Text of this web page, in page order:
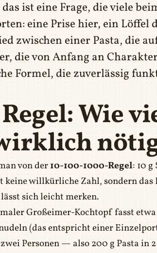
ist eine Frage, die viele
eine Prise hier, ein Löffel
zwischen einer Pasta, die
die von Anfang an
Formel, die zuverlässig
Wie
von der10-100-1000-Regel: 10
keine willkürliche Zahl, sondern das
sich leicht merken.
Großeimer-Kochtopf fasst etwa
(das entspricht einer
Personen — also 200 g Pasta in